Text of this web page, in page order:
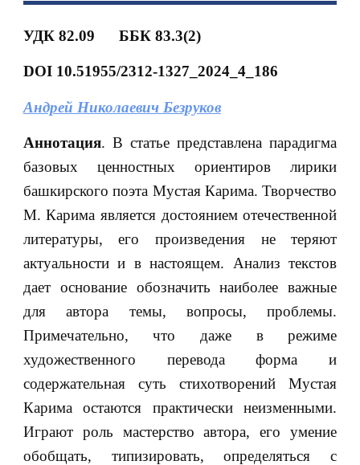
УДК 82.09 ББК 83.3(2)
DOI 10.51955/2312-1327_2024_4_186
Андрей Николаевич Безруков
Аннотация. В статье представлена парадигма
базовых ценностных ориентиров лирики
башкирского поэта Мустая Карима. Творчество
М. Карима является достоянием отечественной
литературы, его произведения не теряют
актуальности и в настоящем. Анализ текстов
дает основание обозначить наиболее важные
для автора темы, вопросы, проблемы.
Примечательно, что даже в режиме
художественного перевода форма и
содержательная суть стихотворений Мустая
Карима остаются практически неизменными.
Играют роль мастерство автора, его умение
обобщать, типизировать, определяться с